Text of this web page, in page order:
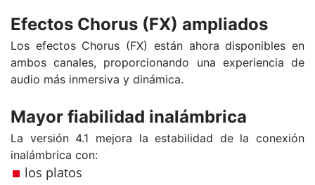
Efectos Chorus (FX) ampliados
Los efectos Chorus (FX) están ahora disponibles en
ambos canales, proporcionando una experiencia de
audio más inmersiva y dinámica.
Mayor fiabilidad inalámbrica
La versión 4.1 mejora la estabilidad de la conexión
inalámbrica con:
los platos